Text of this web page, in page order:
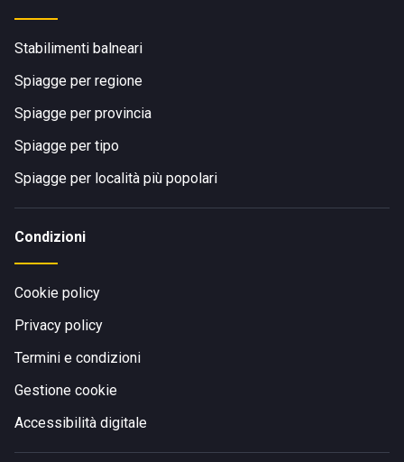
Stabilimenti balneari
Spiagge per regione
Spiagge per provincia
Spiagge per tipo
Spiagge per località più popolari
Condizioni
Cookie policy
Privacy policy
Termini e condizioni
Gestione cookie
Accessibilità digitale